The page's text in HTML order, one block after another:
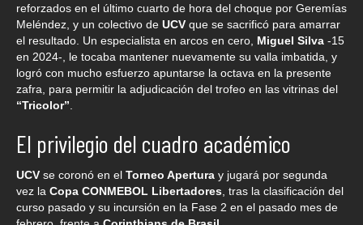
reforzados en el último cuarto de hora del choque por Geremías
Meléndez, y un colectivo de UCV que se sacrificó para amarrar
el resultado. Un especialista en arcos en cero, Miguel Silva -15
en 2024-, le tocaba mantener nuevamente su valla imbatida, y
logró con mucho esfuerzo apuntarse la octava en la presente
zafra, para permitir la adjudicación del trofeo en las vitrinas del
“Tricolor”
El privilegio del cuadro académico
UCV se coronó en el Torneo Apertura y jugará por segunda
vez la Copa CONMEBOL Libertadores , tras la clasificación del
curso pasado y su incursión en la Fase 2 en el pasado mes de